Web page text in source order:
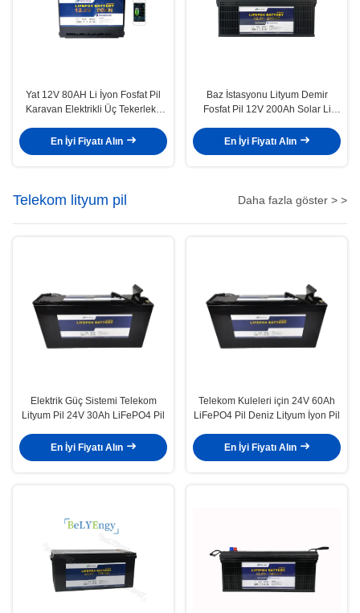
Yat 12V 80AH Li İyon Fosfat Pil
Karavan Elektrikli Üç Tekerlekli
En İyi Fiyatı Alın
Baz İstasyonu Lityum Demir
Fosfat Pil 12V 200Ah Solar Li
En İyi Fiyatı Alın
Telekom lityum pil Daha fazla göster > >
Elektrik Güç Sistemi Telekom
Lityum Pil 24V 30Ah LiFePO4 Pil
En İyi Fiyatı Alın
Telekom Kuleleri için 24V 60Ah
LiFePO4 Pil Deniz Lityum İyon Pil
En İyi Fiyatı Alın